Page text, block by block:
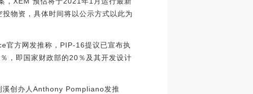
物资，具体时间将以公示方式以此为
方网发推称，PIP-16提议已宣布执
，即国家财政部的20％及其开发设计
溪创办人Anthony Pompliano发推